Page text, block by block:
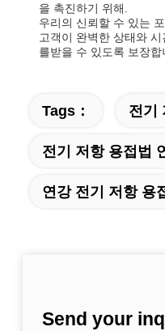
을 촉진하기 위해.
우리의 신뢰할 수 있는
고객이 완벽한 상태와
를받을 수 있도록 보장합
Tags： 전기
전기 저항 용접법
연강 전기 저항 용
Send your